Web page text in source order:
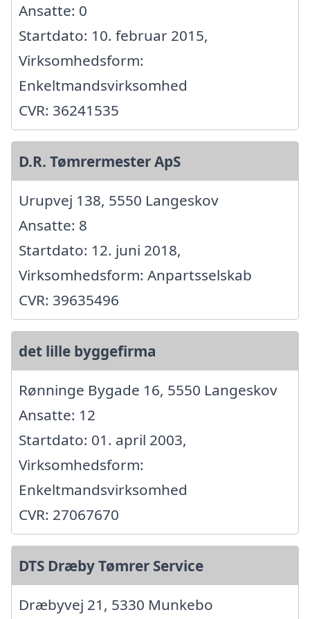
Ansatte: 0
Startdato: 10. februar 2015,
Virksomhedsform:
Enkeltmandsvirksomhed
CVR: 36241535
D.R. Tømrermester ApS
Urupvej 138, 5550 Langeskov
Ansatte: 8
Startdato: 12. juni 2018,
Virksomhedsform: Anpartsselskab
CVR: 39635496
det lille byggefirma
Rønninge Bygade 16, 5550 Langeskov
Ansatte: 12
Startdato: 01. april 2003,
Virksomhedsform:
Enkeltmandsvirksomhed
CVR: 27067670
DTS Dræby Tømrer Service
Dræbyvej 21, 5330 Munkebo